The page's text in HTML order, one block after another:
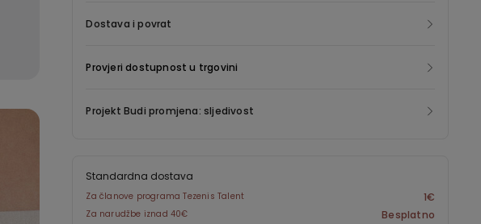
Dostava i povrat
Provjeri dostupnost u trgovini
Projekt Budi promjena: sljedivost
Standardna dostava
Za članove programa Tezenis Talent 1€
Za narudžbe iznad 40€ Besplatno